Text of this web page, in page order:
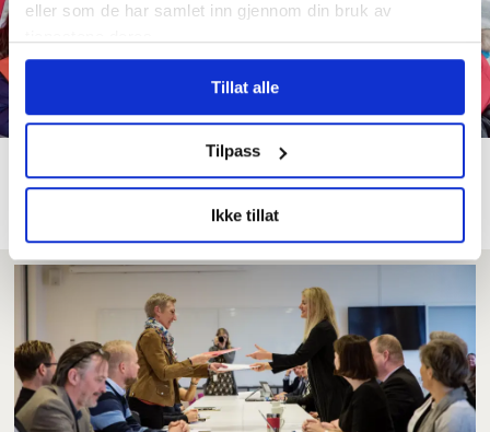
eller som de har samlet inn gjennom din bruk av
Tillat alle
Tilpass
Ikke tillat
–⁠ Mulig streikebryteri i
streikerammet barnehage